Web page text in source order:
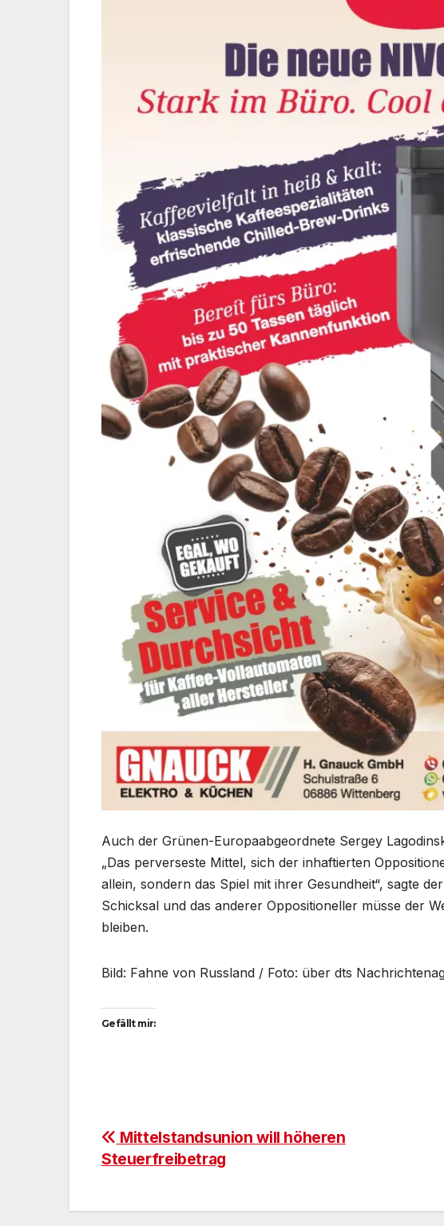
Auch der Grünen-Europaabgeordnete Sergey
„Das perverseste Mittel, sich der inhaftierten
allein, sondern das Spiel mit ihrer Gesundheit“, sagte
Schicksal und das anderer Oppositioneller müsse der
bleiben.
Bild: Fahne von Russland / Foto: über dts
Gefällt mir:
Beitragsnavigation
Mittelstandsunion will höheren
Steuerfreibetrag